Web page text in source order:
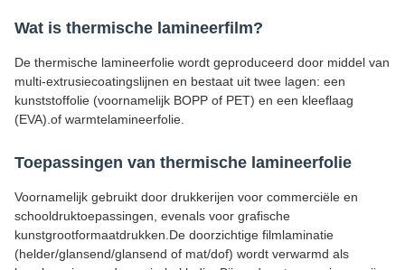
Wat is thermische lamineerfilm?
De thermische lamineerfolie wordt geproduceerd door middel van
multi-extrusiecoatingslijnen en bestaat uit twee lagen: een
kunststoffolie (voornamelijk BOPP of PET) en een kleeflaag
(EVA).of warmtelamineerfolie.
Toepassingen van thermische lamineerfolie
Voornamelijk gebruikt door drukkerijen voor commerciële en
schooldruktoepassingen, evenals voor grafische
kunstgrootformaatdrukken.De doorzichtige filmlaminatie
(helder/glansend/glansend of mat/dof) wordt verwarmd als